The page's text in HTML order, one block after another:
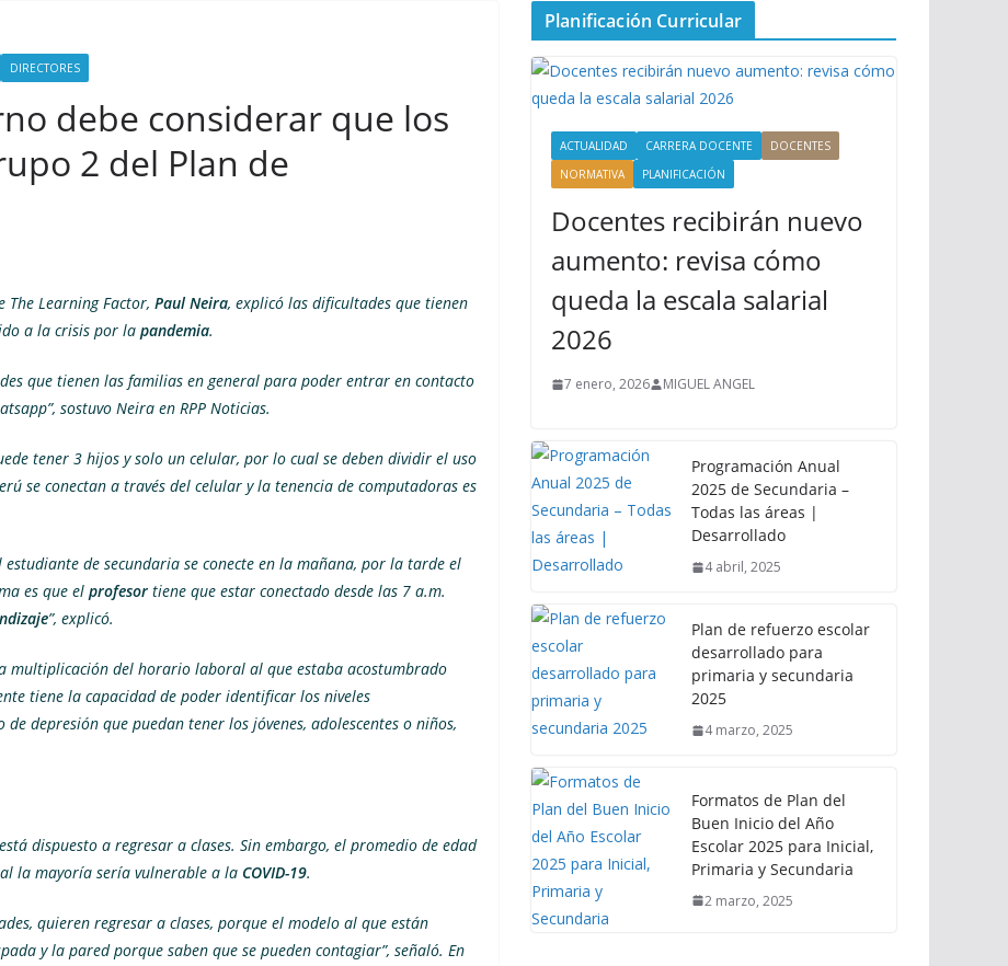
DIRECTORES
debe considerar que los
2 del Plan de
The Learning Factor, Paul Neira, explicó las dificultades que tienen
a la crisis por la pandemia.
que tienen las familias en general para poder entrar en contacto
sostuvo Neira en RPP Noticias.
tener 3 hijos y solo un celular, por lo cual se deben dividir el uso
se conectan a través del celular y la tenencia de computadoras es
de secundaria se conecte en la mañana, por la tarde el
es que el profesor tiene que estar conectado desde las 7 a.m.
”, explicó.
multiplicación del horario laboral al que estaba acostumbrado
tiene la capacidad de poder identificar los niveles
depresión que puedan tener los jóvenes, adolescentes o niños,
dispuesto a regresar a clases. Sin embargo, el promedio de edad
la mayoría sería vulnerable a la COVID-19.
quieren regresar a clases, porque el modelo al que están
y la pared porque saben que se pueden contagiar”, señaló. En
Planificación Curricular
ACTUALIDAD CARRERA DOCENTE
DOCENTES
NORMATIVA
PLANIFICACIÓN
Docentes recibirán nuevo
aumento: revisa cómo
queda la escala salarial
2026
7 enero, 2026 MIGUEL ANGEL
Programación Anual
2025 de Secundaria –
Todas las áreas |
Desarrollado
4 abril, 2025
Plan de refuerzo escolar
desarrollado para
primaria y secundaria
2025
4 marzo, 2025
Formatos de Plan del
Buen Inicio del Año
Escolar 2025 para Inicial,
Primaria y Secundaria
2 marzo, 2025